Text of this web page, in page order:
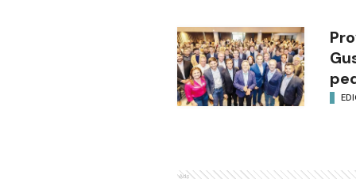
Ads